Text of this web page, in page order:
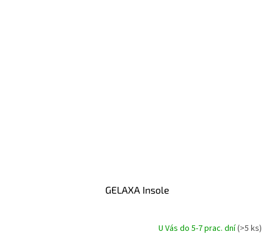
GELAXA Insole
U Vás do 5-7 prac. dní(>5 ks)